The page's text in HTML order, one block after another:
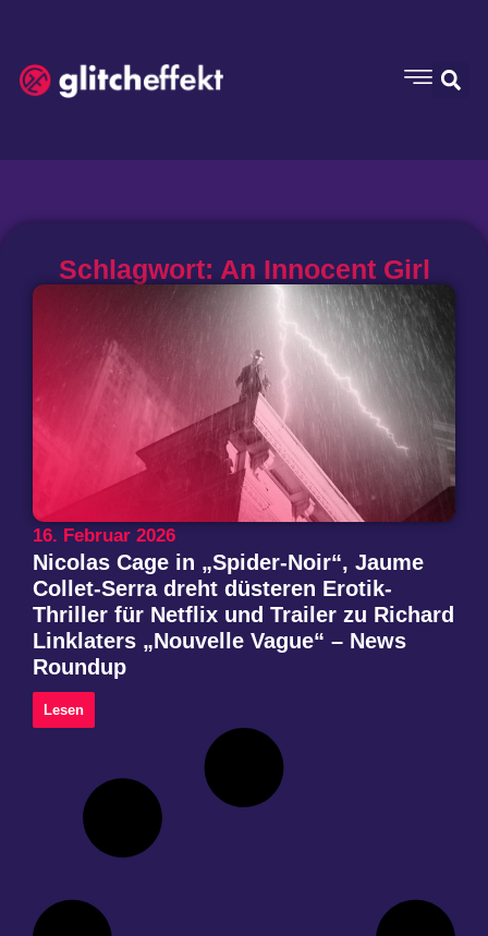
Schlagwort: An Innocent Girl
16. Februar 2026
Nicolas Cage in „Spider-Noir“, Jaume
Collet-Serra dreht düsteren Erotik-
Thriller für Netflix und Trailer zu Richard
Linklaters „Nouvelle Vague“ – News
Roundup
Lesen